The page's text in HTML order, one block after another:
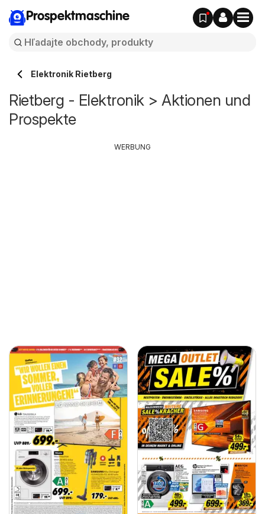
Prospektmaschine
Elektronik Rietberg
Rietberg - Elektronik > Aktionen und
Prospekte
WERBUNG